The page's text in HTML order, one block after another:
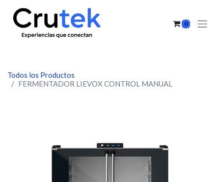
0
Todos los Productos
FERMENTADOR LIEVOX CONTROL MANUAL